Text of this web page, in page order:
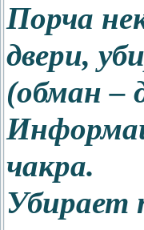
Порча
двери,
(обман –
чакра.
Убирает